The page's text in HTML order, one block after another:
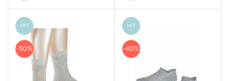
HIT
-50%
HIT
-40%